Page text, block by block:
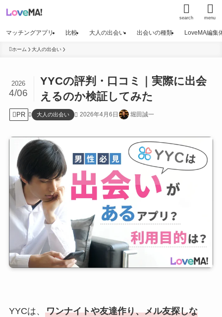
search menu
マッチングアプリ 比較 大人の出会い 出会いの種類 LoveMA編集
ホーム 大人の出会い
YYCの評判・口コミ｜実際に出会
えるのか検証してみた
2026
4/06
PR 大人の出会い 2026年4月6日 堀田誠一
YYCは、 ワンナイトや友達作り、メル友探しな